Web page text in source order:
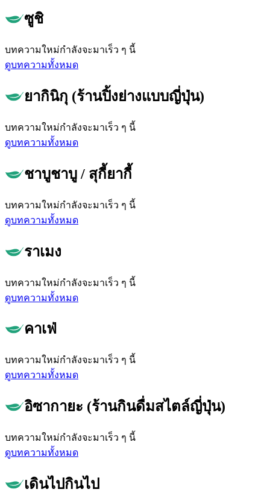
ซูชิ
บทความใหม่กำลังจะมาเร็ว ๆ นี้
ดูบทความทั้งหมด
ยากินิกุ (ร้านปิ้งย่างแบบญี่ปุ่น)
บทความใหม่กำลังจะมาเร็ว ๆ นี้
ดูบทความทั้งหมด
ชาบูชาบู / สุกี้ยากี้
บทความใหม่กำลังจะมาเร็ว ๆ นี้
ดูบทความทั้งหมด
ราเมง
บทความใหม่กำลังจะมาเร็ว ๆ นี้
ดูบทความทั้งหมด
คาเฟ่
บทความใหม่กำลังจะมาเร็ว ๆ นี้
ดูบทความทั้งหมด
อิซากายะ (ร้านกินดื่มสไตล์ญี่ปุ่น)
บทความใหม่กำลังจะมาเร็ว ๆ นี้
ดูบทความทั้งหมด
เดินไปกินไป